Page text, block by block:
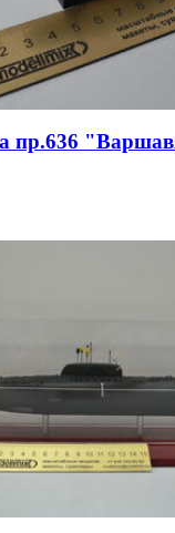
пр.636